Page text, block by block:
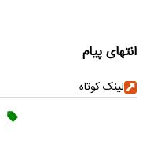
انتهای پیام
لینک کوتاه